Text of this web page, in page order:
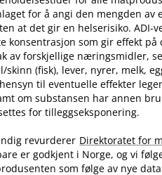
for å angi den mengden
at det gir en helserisiko. ADI-
konsentrasjon som gir effekt
av forskjellige næringsmidler,
​skinn (fisk), lever, nyrer, melk,
til eventuelle effekter
om substansen har annen
for tilleggseksponering.
revurderer Direktoratet for
er godkjent i Norge, og vi
som følge av nye